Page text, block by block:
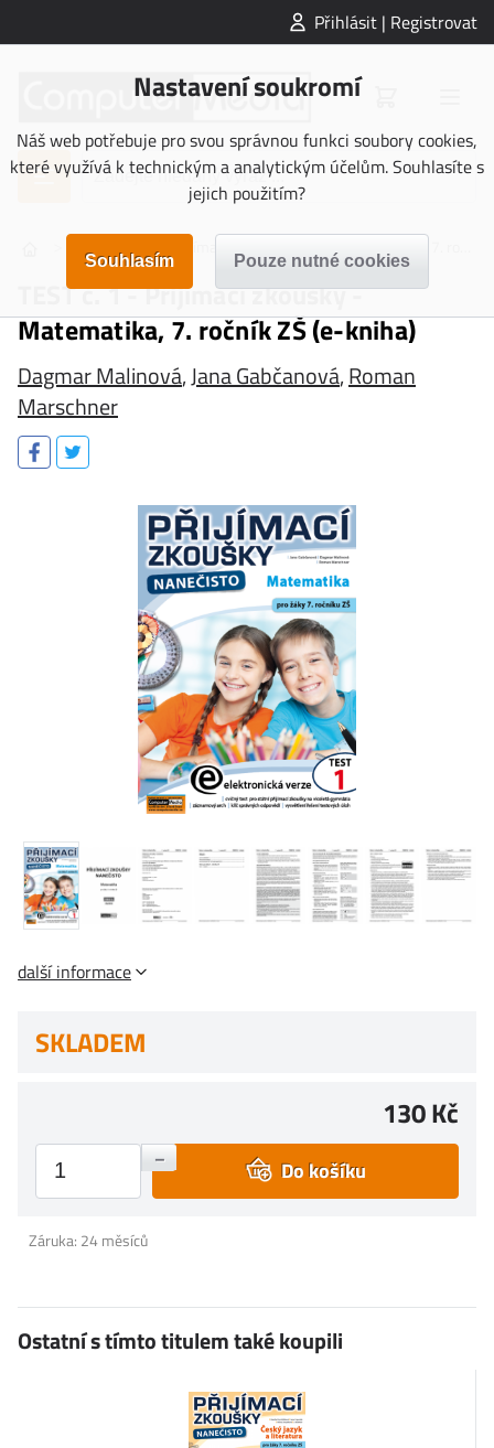
Přihlásit | Registrovat
Nastavení soukromí
Náš web potřebuje pro svou správnou funkci soubory cookies,
které využívá k technickým a analytickým účelům. Souhlasíte s
jejich použitím?
>
TEST č. 1 - Přijímací zkoušky -
Matematika, 7. ročník ZŠ (e-kniha)
Dagmar Malinová,Jana Gabčanová,Roman
Marschner
další informace
SKLADEM
130 Kč
+
– Do košíku
Záruka: 24 měsíců
Ostatní s tímto titulem také koupili